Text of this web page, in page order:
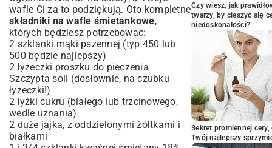
wafle Ci za to podziękują. Oto kompletne
składniki na wafle śmietankowe,
których będziesz potrzebować:
2 szklanki mąki pszennej (typ 450 lub
500 będzie najlepszy)
2 łyżeczki proszku do pieczenia
Szczypta soli (dosłownie, na czubku
łyżeczki!)
2 łyżki cukru (białego lub trzcinowego,
wedle uznania)
2 duże jajka, z oddzielonymi żółtkami i
białkami
Czy wiesz, jak
twarzy, by cieszyć się
niedoskonałości?
Sekret promiennej
Twój najlepszy